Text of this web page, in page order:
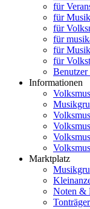
für
für
für
für
für
für
Benutzer
Informationen
Marktplatz
Noten &